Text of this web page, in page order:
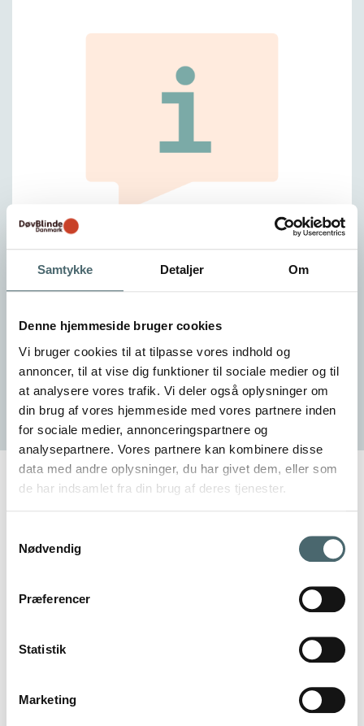
Samtykke Detaljer Om
Denne hjemmeside bruger cookies
Vi bruger cookies til at tilpasse vores indhold og
annoncer, til at vise dig funktioner til sociale medier og til
at analysere vores trafik. Vi deler også oplysninger om
din brug af vores hjemmeside med vores partnere inden
for sociale medier, annonceringspartnere og
analysepartnere. Vores partnere kan kombinere disse
data med andre oplysninger, du har givet dem, eller som
de har indsamlet fra din brug af deres tjenester.
Nødvendig
Præferencer
Statistik
Marketing
Oplysning, viden og
interessevaretagelse
Vi udbreder viden om døvblindhed for at skabe
samfundet.